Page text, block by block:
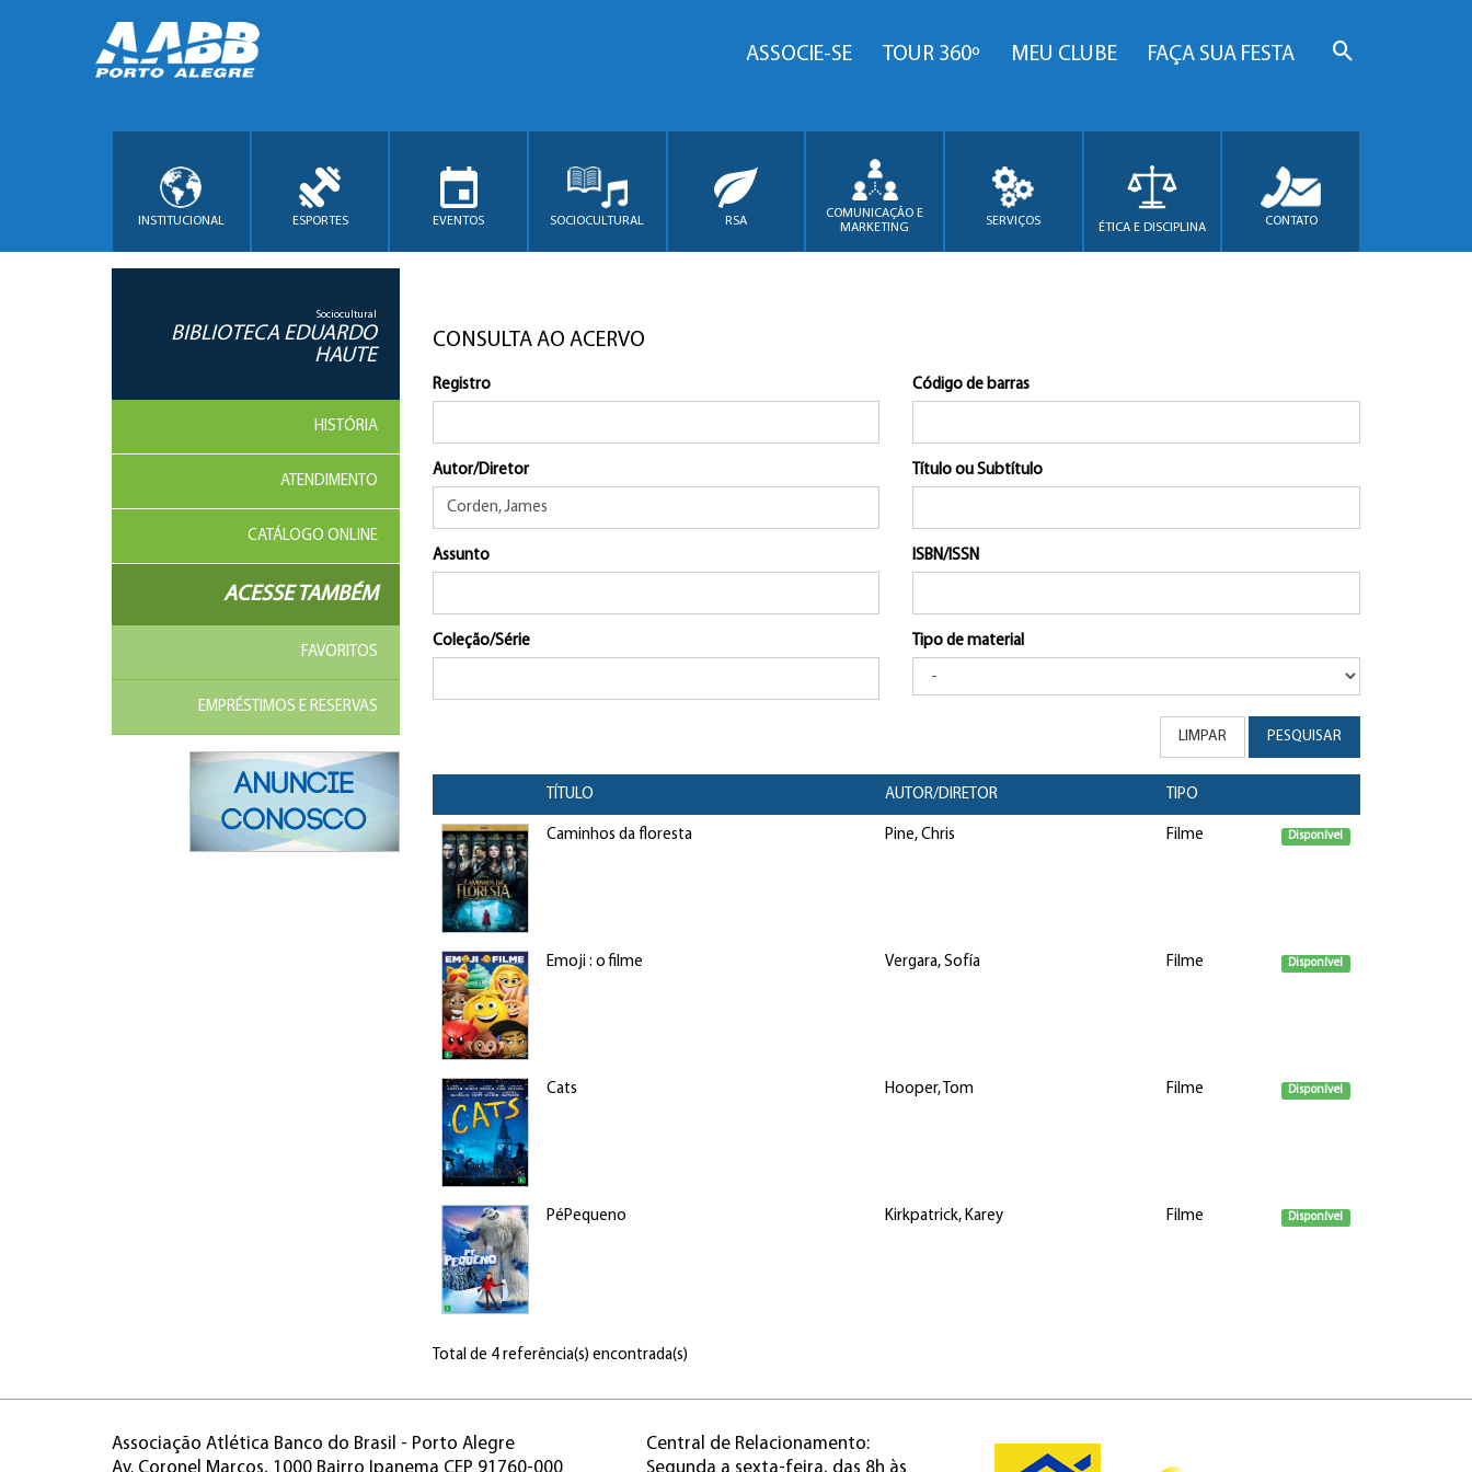
ASSOCIE-SE TOUR 360º MEU CLUBE FAÇA SUA FESTA
INSTITUCIONAL ESPORTES EVENTOS SOCIOCULTURAL RSA
COMUNICAÇÃO E
MARKETING
SERVIÇOS ÉTICA E DISCIPLINA CONTATO
Sociocultural
BIBLIOTECA EDUARDO
HAUTE
HISTÓRIA
ATENDIMENTO
CATÁLOGO ONLINE
ACESSE TAMBÉM
FAVORITOS
EMPRÉSTIMOS E RESERVAS
CONSULTA AO ACERVO
Registro Código de barras
Autor/Diretor Título ou Subtítulo
Assunto ISBN/ISSN
Coleção/Série Tipo de material
LIMPAR PESQUISAR
TÍTULO AUTOR/DIRETOR TIPO
Caminhos da floresta Pine, Chris Filme Disponível
Emoji : o filme Vergara, Sofía Filme Disponível
Cats Hooper, Tom Filme Disponível
PéPequeno Kirkpatrick, Karey Filme Disponível
Total de 4 referência(s) encontrada(s)
Associação Atlética Banco do Brasil - Porto Alegre
Av. Coronel Marcos, 1000 Bairro Ipanema CEP 91760-000
Central de Relacionamento:
Segunda a sexta-feira, das 8h às